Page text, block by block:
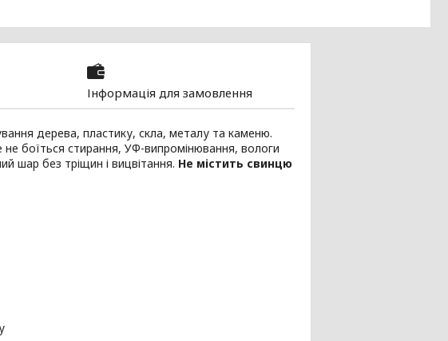
Інформація для замовлення
дерева, пластику, скла, металу та каменю.
не боїться стирання, УФ-випромінювання, вологи
шар без тріщин і вицвітання. Не містить свинцю